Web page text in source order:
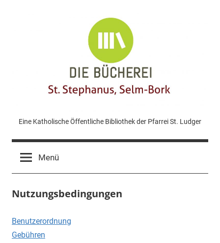
KÖB
St.
Stephanus
Bork
Eine Katholische Öffentliche Bibliothek der Pfarrei St. Ludger
Menü
Nutzungsbedingungen
Benutzerordnung
Gebühren